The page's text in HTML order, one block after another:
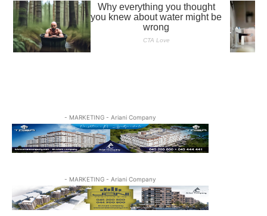
- MARKETING - Ariani Company
- MARKETING - Ariani Company